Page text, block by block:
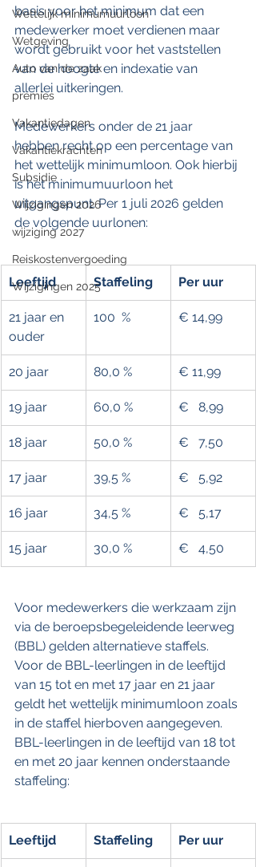
Wettelijk minimumuurloon
Wetgeving
Auto van de zaak
premies
Vakantiedagen
Vakantiekrachten
Subsidie
Wijzigingen 2026
wijziging 2027
Reiskostenvergoeding
Wijzigingen 2025
basis voor het minimum dat een
medewerker moet verdienen maar
wordt gebruikt voor het vaststellen
van de hoogte en indexatie van
allerlei uitkeringen.
Medewerkers onder de 21 jaar
hebben recht op een percentage van
het wettelijk minimumloon. Ook hierbij
is het minimumuurloon het
uitgangspunt. Per 1 juli 2026 gelden
de volgende uurlonen:
Leeftijd Staffeling Per uur
21 jaar en
ouder
100  % € 14,99
20 jaar 80,0 % € 11,99
19 jaar 60,0 % €   8,99
18 jaar 50,0 % €   7,50
17 jaar 39,5 % €   5,92
16 jaar 34,5 % €   5,17
15 jaar 30,0 % €   4,50
Voor medewerkers die werkzaam zijn
via de beroepsbegeleidende leerweg
(BBL) gelden alternatieve staffels.
Voor de BBL-leerlingen in de leeftijd
van 15 tot en met 17 jaar en 21 jaar
geldt het wettelijk minimumloon zoals
in de staffel hierboven aangegeven.
BBL-leerlingen in de leeftijd van 18 tot
en met 20 jaar kennen onderstaande
staffeling:
Leeftijd Staffeling Per uur